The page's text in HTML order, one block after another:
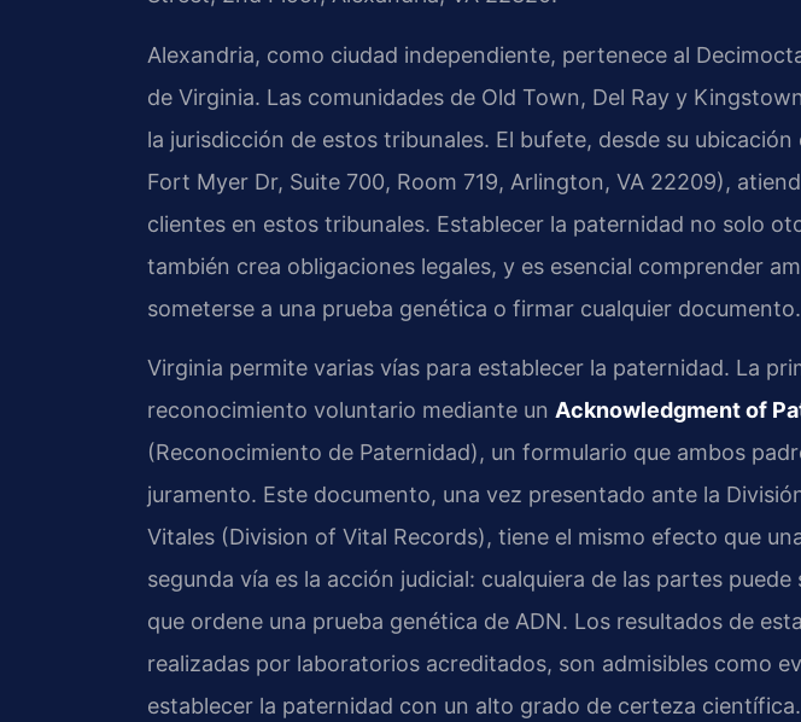
Alexandria, como ciudad independiente, pertenece al
de Virginia. Las comunidades de Old Town, Del Ray y
la jurisdicción de estos tribunales. El bufete, desde su
Fort Myer Dr, Suite 700, Room 719, Arlington, VA 22209),
clientes en estos tribunales. Establecer la paternidad no solo
también crea obligaciones legales, y es esencial comprender
someterse a una prueba genética o firmar cualquier documento.
Virginia permite varias vías para establecer la paternidad. La
reconocimiento voluntario mediante un Acknowledgment of
(Reconocimiento de Paternidad), un formulario que ambos
juramento. Este documento, una vez presentado ante la
Vitales (Division of Vital Records), tiene el mismo efecto que
segunda vía es la acción judicial: cualquiera de las partes
que ordene una prueba genética de ADN. Los resultados de
realizadas por laboratorios acreditados, son admisibles como
establecer la paternidad con un alto grado de certeza